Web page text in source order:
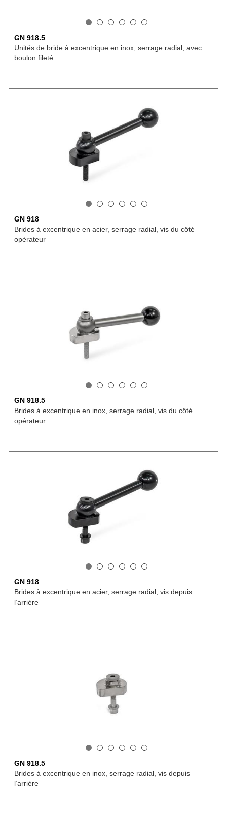
GN 918.5
Unités de bride à excentrique en inox, serrage radial, avec
boulon fileté
GN 918
Brides à excentrique en acier, serrage radial, vis du côté
opérateur
GN 918.5
Brides à excentrique en inox, serrage radial, vis du côté
opérateur
GN 918
Brides à excentrique en acier, serrage radial, vis depuis
l’arrière
GN 918.5
Brides à excentrique en inox, serrage radial, vis depuis
l’arrière